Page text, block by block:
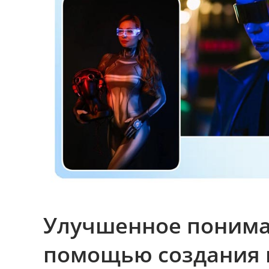
Улучшенное
помощью